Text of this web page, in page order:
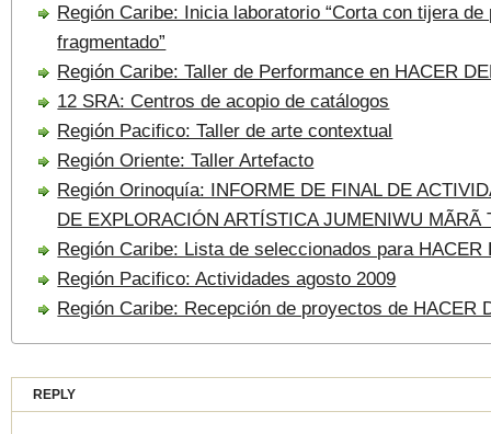
Región Caribe: Inicia laboratorio “Corta con tijera de
fragmentado”
Región Caribe: Taller de Performance en HACER
12 SRA: Centros de acopio de catálogos
Región Pacifico: Taller de arte contextual
Región Oriente: Taller Artefacto
Región Orinoquía: INFORME DE FINAL DE
DE EXPLORACIÓN ARTÍSTICA JUMENIWU MÃRÃ
Región Caribe: Lista de seleccionados para HACER
Región Pacifico: Actividades agosto 2009
Región Caribe: Recepción de proyectos de HACER
REPLY